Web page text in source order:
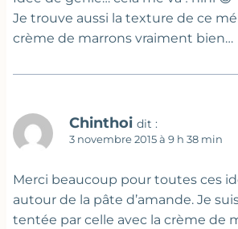
Je trouve aussi la texture de ce
crème de marrons vraiment bien…
Chinthoi dit :
3 novembre 2015 à 9 h 38 min
Merci beaucoup pour toutes ces
autour de la pâte d’amande. Je
tentée par celle avec la crème de